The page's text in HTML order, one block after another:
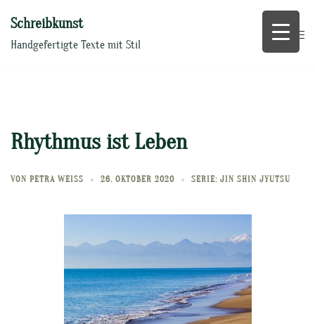
Inhalt
springen
Schreibkunst
Handgefertigte Texte mit Stil
Rhythmus ist Leben
VON PETRA WEISS 26. OKTOBER 2020 SERIE: JIN SHIN JYUTSU